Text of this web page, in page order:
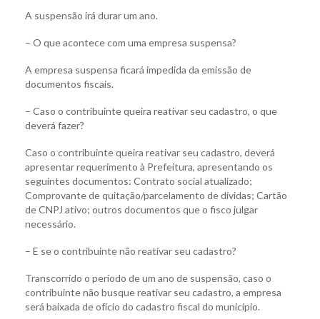
A suspensão irá durar um ano.
– O que acontece com uma empresa suspensa?
A empresa suspensa ficará impedida da emissão de
documentos fiscais.
– Caso o contribuinte queira reativar seu cadastro, o que
deverá fazer?
Caso o contribuinte queira reativar seu cadastro, deverá
apresentar requerimento à Prefeitura, apresentando os
seguintes documentos: Contrato social atualizado;
Comprovante de quitação/parcelamento de dívidas; Cartão
de CNPJ ativo; outros documentos que o fisco julgar
necessário.
– E se o contribuinte não reativar seu cadastro?
Transcorrido o período de um ano de suspensão, caso o
contribuinte não busque reativar seu cadastro, a empresa
será baixada de ofício do cadastro fiscal do município.